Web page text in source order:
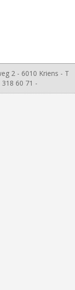
2 - 6010 Kriens - T
60 71 -